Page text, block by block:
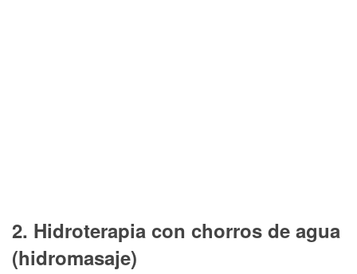
2. Hidroterapia con chorros de agua
(hidromasaje)